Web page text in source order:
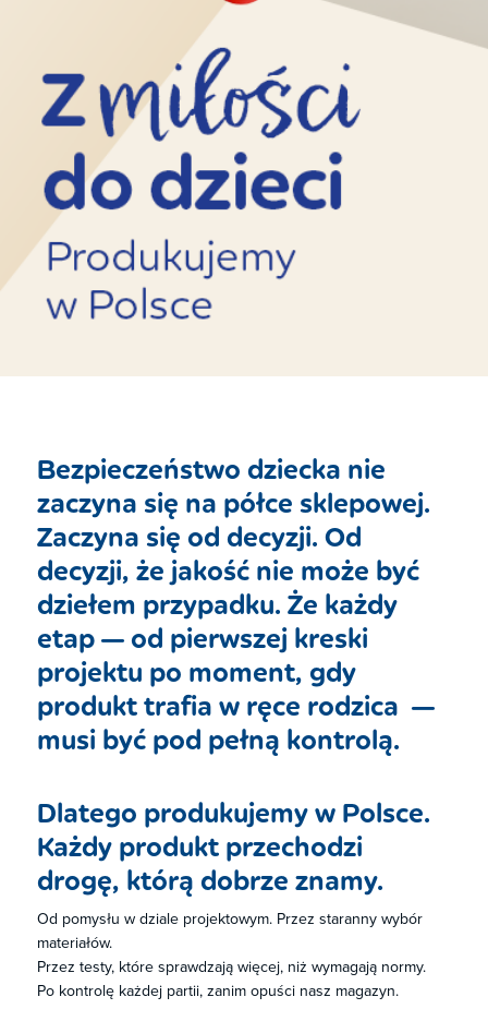
Bezpieczeństwo dziecka nie
zaczyna się na półce sklepowej. ​
Zaczyna się od decyzji. Od
decyzji, że jakość nie może być
dziełem przypadku. Że każdy
etap — od pierwszej kreski
projektu po moment, gdy
produkt trafia w ręce rodzica ​ —
musi być pod pełną kontrolą. ​
​Dlatego produkujemy w Polsce. ​
Każdy produkt przechodzi
drogę, którą dobrze znamy. ​
Od pomysłu w dziale projektowym. Przez staranny wybór
materiałów. ​
Przez testy, które sprawdzają więcej, niż wymagają normy. ​
Po kontrolę każdej partii, zanim opuści nasz magazyn.